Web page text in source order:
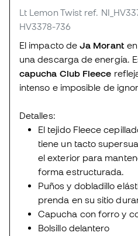
Lt Lemon Twist ref.
HV3378-736
El impacto deJa Morant
una descarga de energía.
capucha Club Fleece
intenso e imposible de
Detalles:
El tejido Fleece
tiene un tacto
el exterior para
forma estructurada.
Puños y dobladillo
prenda en su sitio
Capucha con forro y
Bolsillo delantero